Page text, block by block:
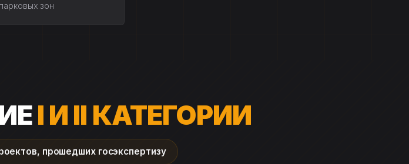
зон
I И II КАТЕГОРИИ
прошедших госэкспертизу